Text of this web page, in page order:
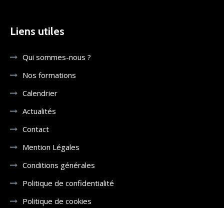
Liens utiles
Qui sommes-nous ?
Nos formations
Calendrier
Actualités
Contact
Mention Légales
Conditions générales
Politique de confidentialité
Politique de cookies